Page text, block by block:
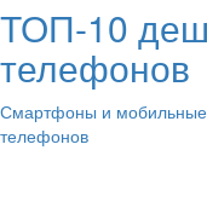
ТОП-10
телефонов
Смартфоны и
телефонов